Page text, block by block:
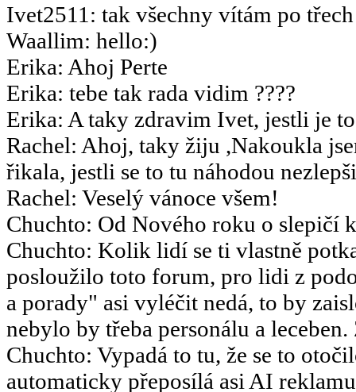
Ivet2511 : tak všechny vítám po
Waallim: hello:)
Erika: Ahoj Perte
Erika: tebe tak rada vidim ????
Erika: A taky zdravim Ivet, jestli je
Rachel: Ahoj, taky žiju ,Nakoukla
řikala, jestli se to tu náhodou
Rachel: Veselý vánoce všem!
Chuchto: Od Nového roku o slepičí
Chuchto: Kolik lidí se ti vlastně
posloužilo toto forum, pro lidi z
a porady" asi vyléčit nedá, to by
nebylo by třeba personálu a
Chuchto: Vypadá to tu, že se to
automaticky přeposílá asi AI